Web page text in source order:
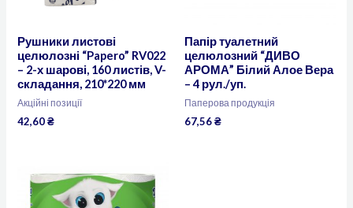
Рушники листові
целюлозні “Papero” RV022
– 2-х шарові, 160 листів, V-
складання, 210*220 мм
Акційні позиції
42,60₴
Папір туалетний
целюлозний “ДИВО
АРОМА” Білий Алое Вера
– 4 рул./уп.
Паперова продукція
67,56₴